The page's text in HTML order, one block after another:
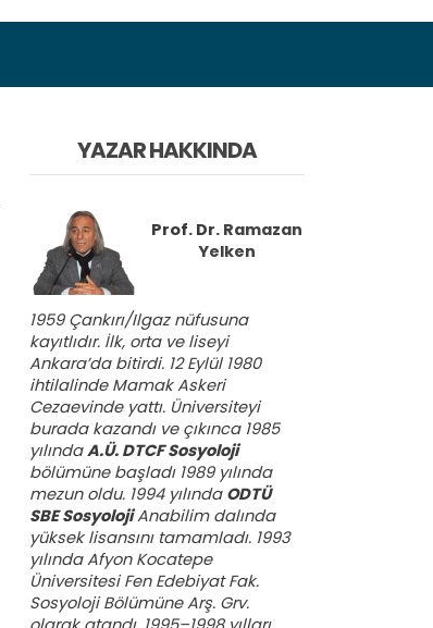
YAZAR HAKKINDA
Prof. Dr. Ramazan
Yelken
1959 Çankırı/Ilgaz nüfusuna
kayıtlıdır. İlk, orta ve liseyi
Ankara’da bitirdi. 12 Eylül 1980
ihtilalinde Mamak Askeri
Cezaevinde yattı. Üniversiteyi
burada kazandı ve çıkınca 1985
yılındaA.Ü. DTCF Sosyoloji
bölümüne başladı 1989 yılında
mezun oldu. 1994 yılında ODTÜ
SBE SosyolojiAnabilim dalında
yüksek lisansını tamamladı. 1993
yılında Afyon Kocatepe
Üniversitesi Fen Edebiyat Fak.
Sosyoloji Bölümüne Arş. Grv.